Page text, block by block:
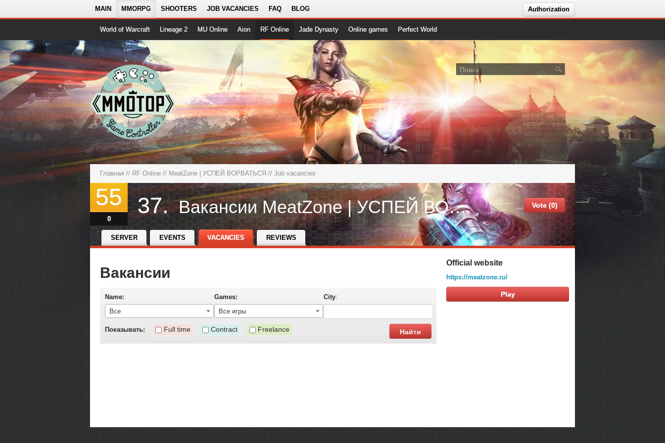
MAIN MMORPG SHOOTERS JOB VACANCIES FAQ BLOG Authorization
World of Warcraft Lineage 2 MU Online Aion RF Online Jade Dynasty Online games Perfect World
Главная // RF Online // MeatZone | УСПЕЙ ВОРВАТЬСЯ // Job vacancies
55
0
37. Вакансии MeatZone | УСПЕЙ ВОРВАТЬСЯ Vote (0)
SERVER EVENTS VACANCIES REVIEWS
Вакансии
Name:
Все
Games:
Все игры
City:
Показывать: Full time Contract Freelance
Official website
https://meatzone.ru/
Play